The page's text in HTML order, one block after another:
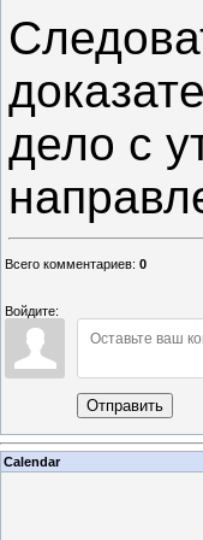
дело с
Всего комментариев: 0
Войдите:
Отправить
Calendar